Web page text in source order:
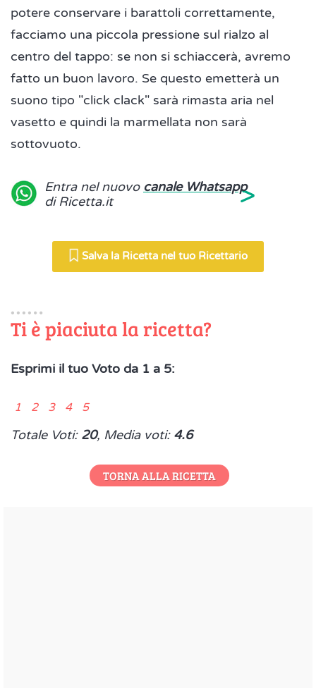
potere conservare i barattoli correttamente,
facciamo una piccola pressione sul rialzo al
centro del tappo: se non si schiaccerà, avremo
fatto un buon lavoro. Se questo emetterà un
suono tipo "click clack" sarà rimasta aria nel
vasetto e quindi la marmellata non sarà
sottovuoto.
Entra nel nuovo canale Whatsapp
di Ricetta.it
>
Salva la Ricetta nel tuo Ricettario
Ti è piaciuta la ricetta?
Esprimi il tuo Voto da 1 a 5:
1 2 3 4 5
Totale Voti: 20, Media voti: 4.6
TORNA ALLA RICETTA